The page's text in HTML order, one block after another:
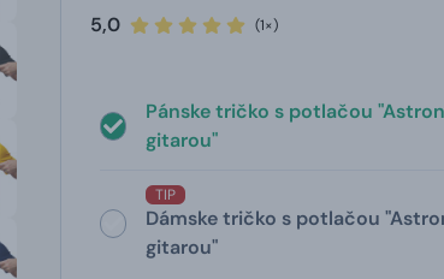
5,0 (1×)
Pánske tričko s potlačou
gitarou"
TIP
Dámske tričko s potlačou
gitarou"